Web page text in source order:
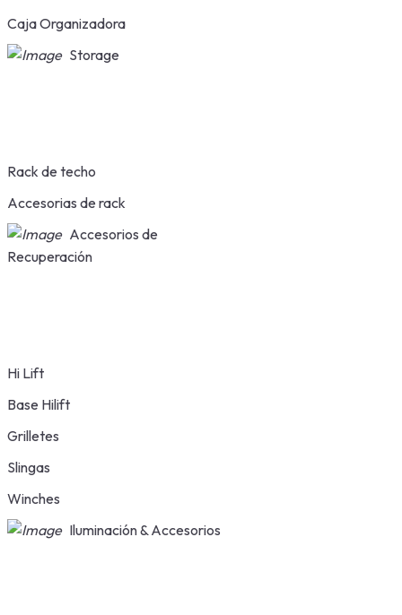
Caja Organizadora
Storage
Rack de techo
Accesorias de rack
Accesorios de
Recuperación
Hi Lift
Base Hilift
Grilletes
Slingas
Winches
Iluminación & Accesorios